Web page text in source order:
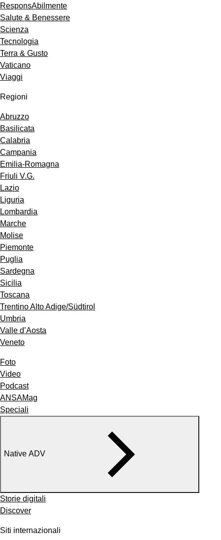
ResponsAbilmente
Salute & Benessere
Scienza
Tecnologia
Terra & Gusto
Vaticano
Viaggi
Regioni
Abruzzo
Basilicata
Calabria
Campania
Emilia-Romagna
Friuli V.G.
Lazio
Liguria
Lombardia
Marche
Molise
Piemonte
Puglia
Sardegna
Sicilia
Toscana
Trentino Alto Adige/Südtirol
Umbria
Valle d’Aosta
Veneto
Foto
Video
Podcast
ANSAMag
Speciali
Native ADV
Storie digitali
Discover
Siti internazionali